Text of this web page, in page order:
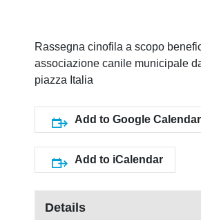
Rassegna cinofila a scopo
associazione canile municipale
piazza Italia
Add to Google Calendar
Add to iCalendar
Details